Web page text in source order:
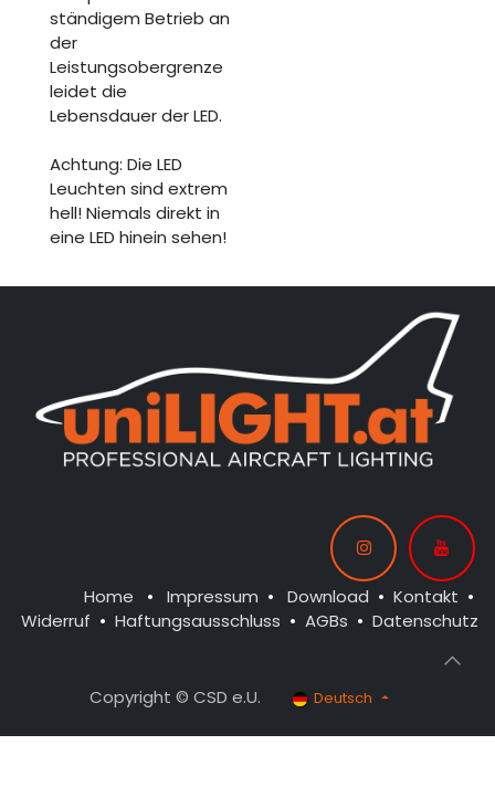
ständigem Betrieb an
der
Leistungsobergrenze
leidet die
Lebensdauer der LED.
Achtung: Die LED
Leuchten sind extrem
hell! Niemals direkt in
eine LED hinein sehen!
Home • Impressum • Download • Kontakt •
Widerruf • Haftungsausschluss • AGBs • Datenschutz
Copyright © CSD e.U. Deutsch